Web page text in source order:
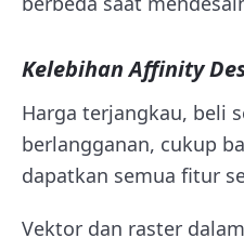
Kelebihan Affinity
Harga terjangkau, beli
berlangganan, cukup
dapatkan semua fitur
Vektor dan raster